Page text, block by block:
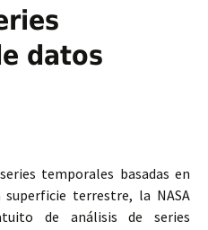
datos
temporales basadas en
terrestre, la NASA
de análisis de series